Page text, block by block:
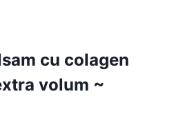
cu colagen
volum ~